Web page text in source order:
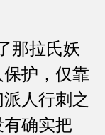
那拉氏妖
护，仅靠
人行刺之
确实把